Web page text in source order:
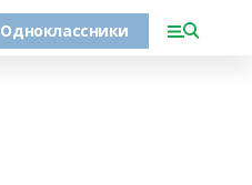
Одноклассники